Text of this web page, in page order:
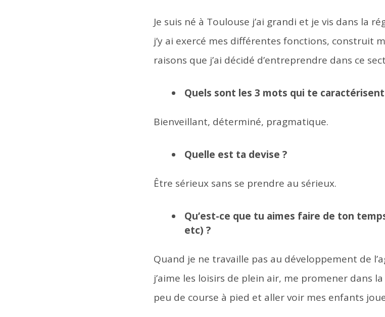
Je suis né à Toulouse j’ai grandi et je vis dans la
j’y ai exercé mes différentes fonctions, construit
raisons que j’ai décidé d’entreprendre dans ce
Quels sont les 3 mots qui te
Bienveillant, déterminé, pragmatique.
Quelle est ta devise ?
Être sérieux sans se prendre au sérieux.
Qu’est-ce que tu aimes faire de ton
etc) ?
Quand je ne travaille pas au développement de
j’aime les loisirs de plein air, me promener dans
peu de course à pied et aller voir mes enfants